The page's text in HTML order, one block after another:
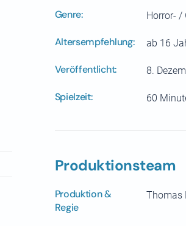
Genre: Horror- /
Altersempfehlung: ab 16
Veröffentlicht: 8.
Spielzeit: 60
Produktionsteam
Produktion &
Regie
Thomas